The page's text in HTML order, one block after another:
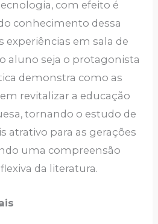
com efeito é
conhecimento dessa
experiências em sala de
aluno seja o protagonista
demonstra como as
revitalizar a educação
tornando o estudo de
atrativo para as gerações
uma compreensão
da literatura.